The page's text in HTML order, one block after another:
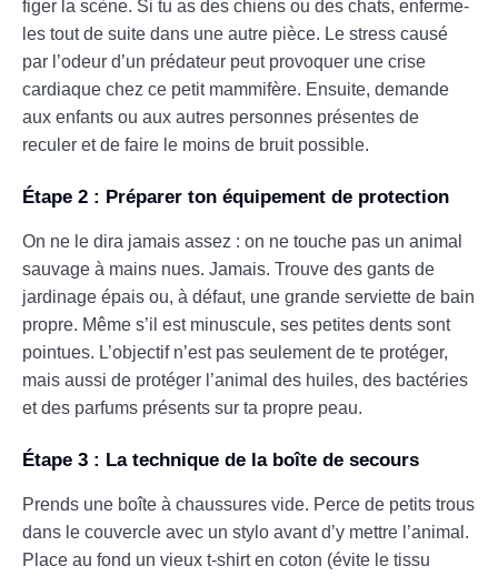
figer la scène. Si tu as des chiens ou des chats, enferme-
les tout de suite dans une autre pièce. Le stress causé
par l’odeur d’un prédateur peut provoquer une crise
cardiaque chez ce petit mammifère. Ensuite, demande
aux enfants ou aux autres personnes présentes de
reculer et de faire le moins de bruit possible.
Étape 2 : Préparer ton équipement de protection
On ne le dira jamais assez : on ne touche pas un animal
sauvage à mains nues. Jamais. Trouve des gants de
jardinage épais ou, à défaut, une grande serviette de bain
propre. Même s’il est minuscule, ses petites dents sont
pointues. L’objectif n’est pas seulement de te protéger,
mais aussi de protéger l’animal des huiles, des bactéries
et des parfums présents sur ta propre peau.
Étape 3 : La technique de la boîte de secours
Prends une boîte à chaussures vide. Perce de petits trous
dans le couvercle avec un stylo avant d’y mettre l’animal.
Place au fond un vieux t-shirt en coton (évite le tissu